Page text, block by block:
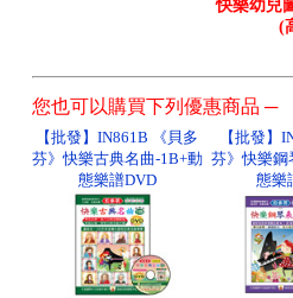
快樂幼兒
(
您也可以購買下列優惠商品 ─
【批發】IN861B 《貝多
芬》快樂古典名曲-1B+動
態樂譜DVD
【批發】
芬》快樂鋼
態樂